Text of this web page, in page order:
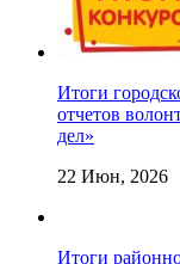
Итоги
отчетов
дел»
22 Июн, 2026
Итоги